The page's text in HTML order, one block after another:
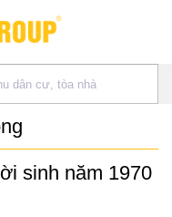
sinh năm 1970